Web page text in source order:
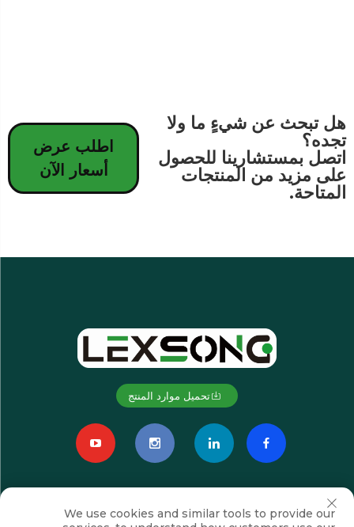
هل تبحث عن شيءٍ ما ولا
تجده؟
اتصل بمستشارينا للحصول
على مزيد من المنتجات
المتاحة.
اطلب عرض
أسعار الآن
تحميل موارد المنتج
We use cookies and similar tools to provide our